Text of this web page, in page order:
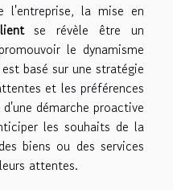
l'entreprise, la mise en
se révèle être un
le dynamisme
basé sur une stratégie
et les préférences
démarche proactive
les souhaits de la
biens ou des services
attentes.